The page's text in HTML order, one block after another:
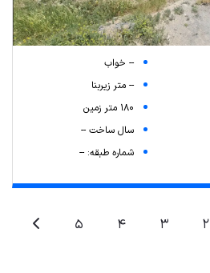
-- خواب
-- متر زیربنا
180 متر زمین
سال ساخت --
شماره طبقه: --
2
3
4
5